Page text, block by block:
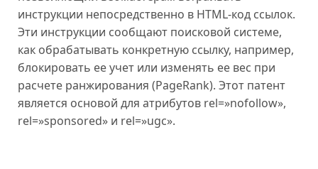
инструкции непосредственно в HTML-код ссылок.
Эти инструкции сообщают поисковой системе,
как обрабатывать конкретную ссылку, например,
блокировать ее учет или изменять ее вес при
расчете ранжирования (PageRank). Этот патент
является основой для атрибутов rel=»nofollow»,
rel=»sponsored» и rel=»ugc».